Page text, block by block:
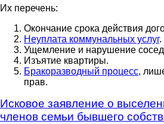
Их перечень:
Окончание срока действия
Неуплата коммунальных услуг.
Ущемление и нарушение
Изъятие квартиры.
Бракоразводный процесс,
прав.
Исковое заявление о
членов семьи бывшего